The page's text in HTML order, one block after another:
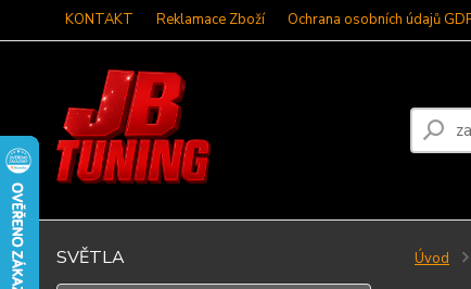
KONTAKT Reklamace Zboží Ochrana osobních údajů
SVĚTLA Úvod